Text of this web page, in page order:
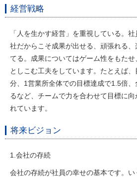
経営戦略
「人を生かす経営」を重視している。
社だからこそ成果が出せる、頑張れる
てる。成果についてはゲーム性をもた
としこむ工夫をしています。たとえば
分、1営業所全体での目標達成で1.5倍
るなど、チームで力を合わせて目標に
れています。
将来ビジョン
1.会社の存続
会社の存続が社員の幸せの基本です。